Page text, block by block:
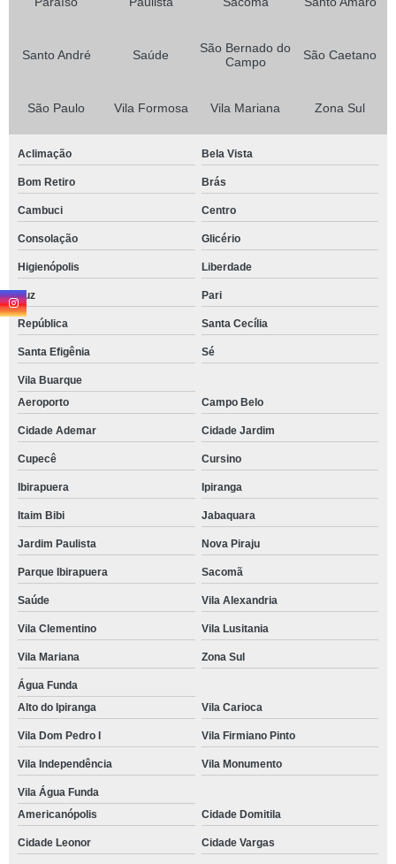
Santo André Saúde
São Bernado do
Campo
São Caetano
São Paulo Vila Formosa Vila Mariana Zona Sul
Aclimação Bela Vista
Bom Retiro Brás
Cambuci Centro
Consolação Glicério
Higienópolis Liberdade
Luz Pari
República Santa Cecília
Santa Efigênia Sé
Vila Buarque
Aeroporto
Campo Belo
Cidade Ademar Cidade Jardim
Cupecê Cursino
Ibirapuera Ipiranga
Itaim Bibi Jabaquara
Jardim Paulista Nova Piraju
Parque Ibirapuera Sacomã
Saúde Vila Alexandria
Vila Clementino Vila Lusitania
Vila Mariana Zona Sul
Água Funda
Alto do Ipiranga
Vila Carioca
Vila Dom Pedro I Vila Firmiano Pinto
Vila Independência Vila Monumento
Vila Água Funda
Americanópolis
Cidade Domitila
Cidade Leonor Cidade Vargas